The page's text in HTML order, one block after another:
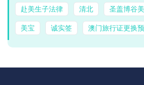
赴美生子法律 清北 圣盖博谷
美宝 诚实签 澳门旅行证更换